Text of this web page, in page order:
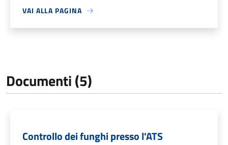
VAI ALLA PAGINA
Documenti (5)
Controllo dei funghi presso l'ATS